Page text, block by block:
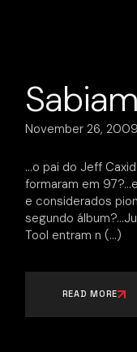
November 26, 2009
…o pai do Jeff
formaram em
e considerados
segundo
Tool entram n
READ MORE